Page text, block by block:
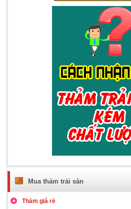
Mua thảm trải sàn
Thảm giá rẻ